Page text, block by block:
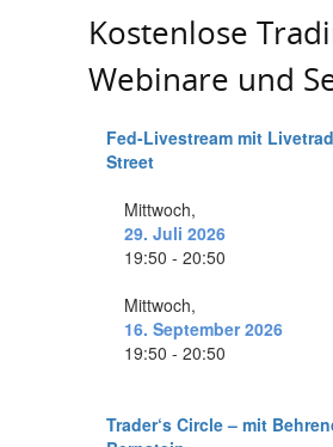
Kostenlose
Webinare und